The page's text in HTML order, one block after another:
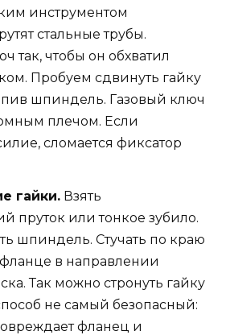
инструментом
стальные трубы.
так, чтобы он обхватил
Пробуем сдвинуть гайку
шпиндель. Газовый ключ
плечом. Если
сломается фиксатор
гайки. Взять
пруток или тонкое зубило.
шпиндель. Стучать по краю
в направлении
Так можно стронуть гайку
не самый безопасный:
фланец и